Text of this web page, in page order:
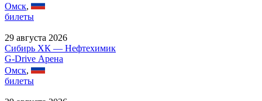
Омск,
билеты
29 августа 2026
Сибирь ХК — Нефтехимик
G-Drive Арена
Омск,
билеты